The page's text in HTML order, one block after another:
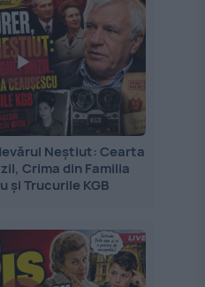
Neștiut: Cearta
Crima din Familia
și Trucurile KGB